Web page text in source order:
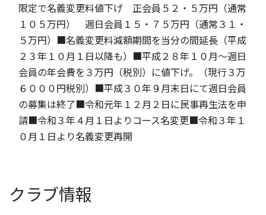
限定で名義変更料値下げ 正会員５２・５万円（通常
１０５万円） 週日会員１５・７５万円（通常３１・
５万円）■名義変更料減額期間を当分の間延長（平成
２３年１０月１日以降も）■平成２８年１０月～週日
会員の年会費を３万円（税別）に値下げ。（現行３万
６０００円税別）■平成３０年９月末日にて週日会員
の募集は終了■令和元年１２月２日に民事再生法を申
請■令和３年４月１日よりコース名変更■令和３年１
０月１日より名義変更再開
クラブ情報